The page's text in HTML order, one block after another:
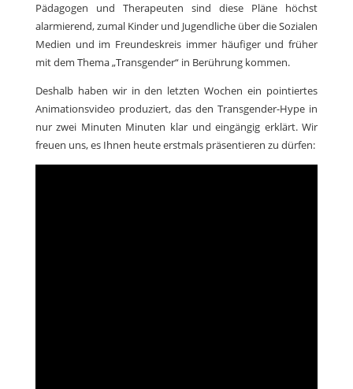
Pädagogen und Therapeuten sind diese Pläne höchst
alarmierend, zumal Kinder und Jugendliche über die Sozialen
Medien und im Freundeskreis immer häufiger und früher
mit dem Thema „Transgender“ in Berührung kommen.
Deshalb haben wir in den letzten Wochen ein pointiertes
Animationsvideo produziert, das den Transgender-Hype in
nur zwei Minuten Minuten klar und eingängig erklärt. Wir
freuen uns, es Ihnen heute erstmals präsentieren zu dürfen: